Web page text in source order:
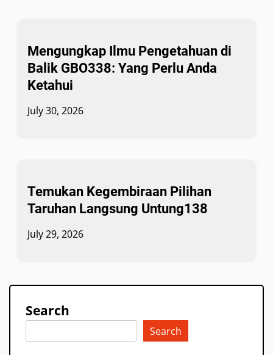
Mengungkap Ilmu Pengetahuan di
Balik GBO338: Yang Perlu Anda
Ketahui
July 30, 2026
Temukan Kegembiraan Pilihan
Taruhan Langsung Untung138
July 29, 2026
Search
Search